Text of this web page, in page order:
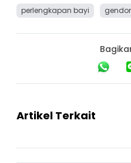
perlengkapan bayi
Artikel Terkait